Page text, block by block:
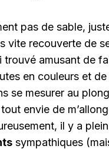
pas de sable,
vite recouverte de
trouvé amusant de
en couleurs et
se mesurer au
envie de
il y a
sympathiques